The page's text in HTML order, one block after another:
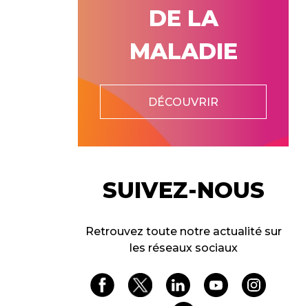
DE LA
MALADIE
DÉCOUVRIR
SUIVEZ-NOUS
Retrouvez toute notre actualité sur
les réseaux sociaux